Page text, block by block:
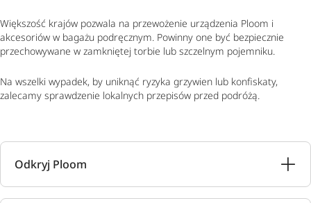
Większość krajów pozwala na przewożenie urządzenia Ploom i
akcesoriów w bagażu podręcznym. Powinny one być bezpiecznie
przechowywane w zamkniętej torbie lub szczelnym pojemniku.
Na wszelki wypadek, by uniknąć ryzyka grzywien lub konfiskaty,
zalecamy sprawdzenie lokalnych przepisów przed podróżą.
Odkryj Ploom